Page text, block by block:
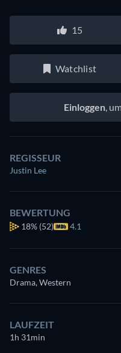
15
Watchlist
Einloggen,
REGISSEUR
Justin Lee
BEWERTUNG
18% (52) 4.1
GENRES
Drama, Western
LAUFZEIT
1h 31min